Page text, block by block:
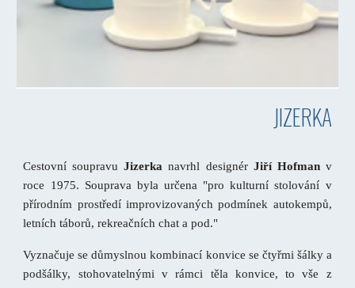
JIZERKA
Cestovní soupravuJizerka navrhl designér Jiří Hofmanv
roce 1975. Souprava byla určena "pro kulturní stolování v
přírodním prostředí improvizovaných podmínek autokempů,
letních táborů, rekreačních chat a pod."
Vyznačuje se důmyslnou kombinací konvice se čtyřmi šálky a
podšálky, stohovatelnými v rámci těla konvice, to vše z